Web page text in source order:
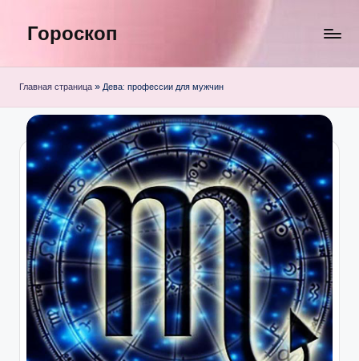
Перейти
содержимому
Гороскоп
Главная страница » Дева: профессии для мужчин